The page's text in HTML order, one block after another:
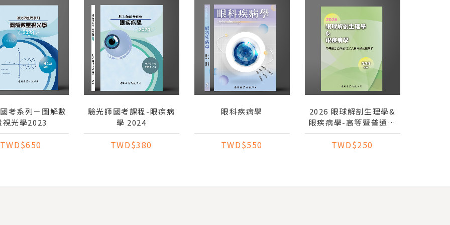
考系列－圖解數
視光學2023
TWD$650
驗光師國考課程-眼疾病
學 2024
TWD$380
眼科疾病學
TWD$550
2026 眼球解剖生理學&
眼疾病學-高等暨普通考
試驗光人員考試試題解析
TWD$250